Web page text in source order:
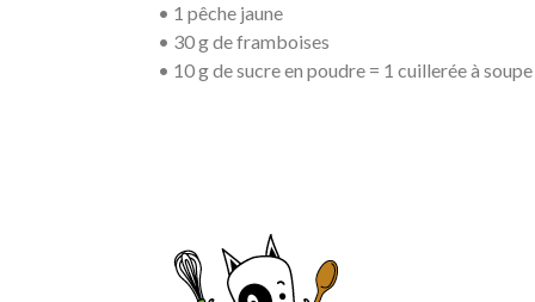
• 1 pêche jaune
• 30 g de framboises
• 10 g de sucre en poudre = 1 cuillerée à